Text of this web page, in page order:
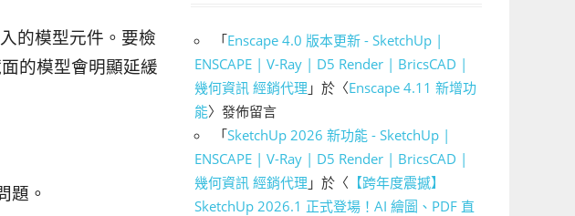
的模型元件。要檢
的模型會明顯延緩
題。
「Enscape 4.0 版本更新 - SketchUp |
ENSCAPE | V-Ray | D5 Render | BricsCAD |
幾何資訊 經銷代理 」於〈Enscape 4.11 新增功
能〉發佈留言
「SketchUp 2026 新功能 - SketchUp |
ENSCAPE | V-Ray | D5 Render | BricsCAD |
幾何資訊 經銷代理 」於〈 【跨年度震撼】
SketchUp 2026.1 正式登場！AI 繪圖、PDF 直